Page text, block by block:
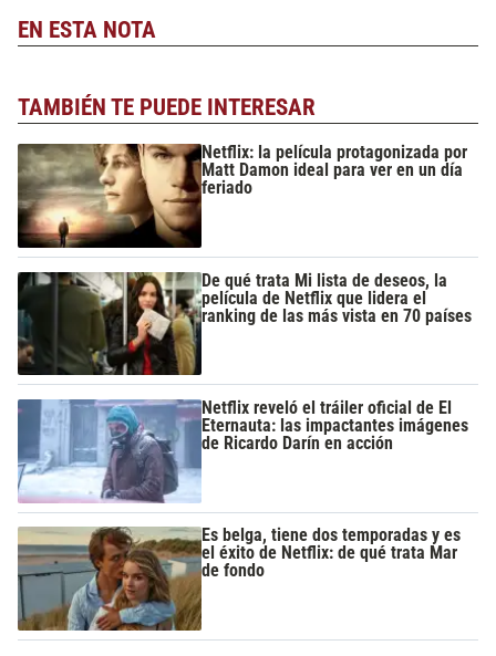
EN ESTA NOTA
TAMBIÉN TE PUEDE INTERESAR
Netflix: la película protagonizada por
Matt Damon ideal para ver en un día
feriado
De qué trata Mi lista de deseos, la
película de Netflix que lidera el
ranking de las más vista en 70 países
Netflix reveló el tráiler oficial de El
Eternauta: las impactantes imágenes
de Ricardo Darín en acción
Es belga, tiene dos temporadas y es
el éxito de Netflix: de qué trata Mar
de fondo